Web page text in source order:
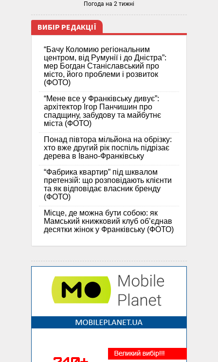
Погода на 2 тижні
ВИБІР РЕДАКЦІЇ
“Бачу Коломию регіональним
центром, від Румунії і до Дністра”:
мер Богдан Станіславський про
місто, його проблеми і розвиток
(ФОТО)
“Мене все у Франківську дивує”:
архітектор Ігор Панчишин про
спадщину, забудову та майбутнє
міста (ФОТО)
Понад півтора мільйона на обрізку:
хто вже другий рік поспіль підрізає
дерева в Івано-Франківську
“Фабрика квартир” під шквалом
претензій: що розповідають клієнти
та як відповідає власник бренду
(ФОТО)
Місце, де можна бути собою: як
Мамський книжковий клуб об’єднав
десятки жінок у Франківську (ФОТО)